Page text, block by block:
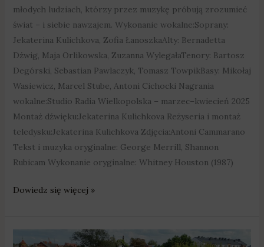
młodych ludziach, którzy przez muzykę próbują zrozumieć
świat – i siebie nawzajem. Wykonanie wokalne:Soprany:
Jekaterina Kulichkova, Zofia ŁanoszkaAlty: Bernadetta
Dźwig, Maja Orlikowska, Zuzanna WylegałaTenory: Bartosz
Degórski, Sebastian Pawlaczyk, Tomasz TowpikBasy: Mikołaj
Wasiewicz, Marcel Stube, Antoni Cichocki Nagrania
wokalne:Studio Radia Wielkopolska – marzec–kwiecień 2025
Montaż dźwięku:Jekaterina Kulichkova Reżyseria i montaż
teledysku:Jekaterina Kulichkova Zdjęcia:Antoni Cammarano
Tekst i muzyka oryginalne: George Merrill, Shannon
Rubicam Wykonanie oryginalne: Whitney Houston (1987)
Dowiedz się więcej »